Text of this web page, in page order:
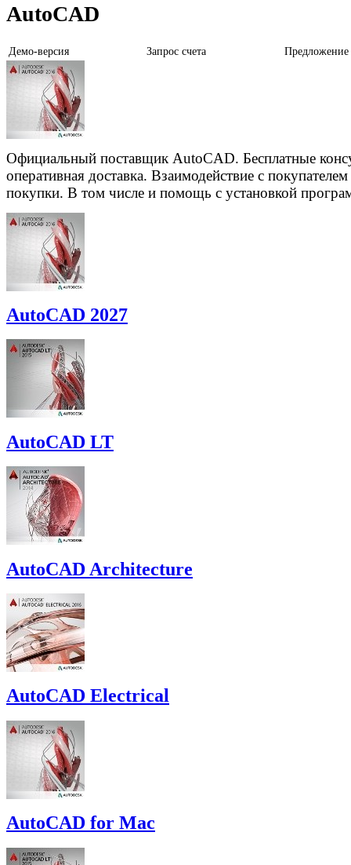
AutoCAD
Демо-версия Запрос счета Предложение
Официальный поставщик AutoCAD. Бесплатные
оперативная доставка. Взаимодействие с
покупки. В том числе и помощь с установкой
AutoCAD 2027
AutoCAD LT
AutoCAD Architecture
AutoCAD Electrical
AutoCAD for Mac